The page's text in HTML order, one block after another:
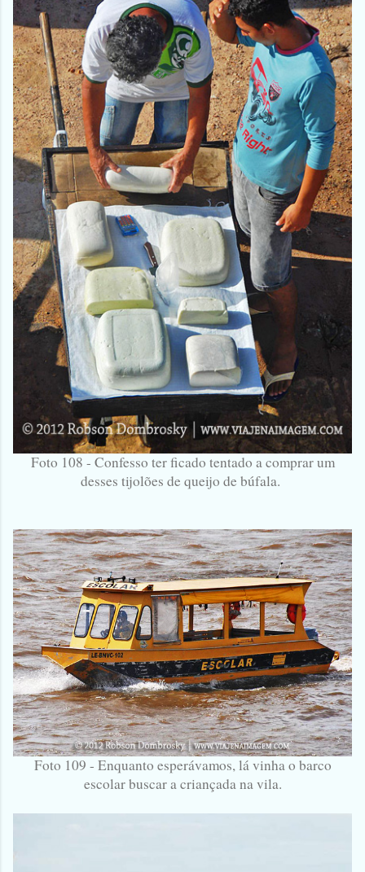
Foto 108 - Confesso ter ficado tentado a comprar um
desses tijolões de queijo de búfala.
Foto 109 - Enquanto esperávamos, lá vinha o barco
escolar buscar a criançada na vila.